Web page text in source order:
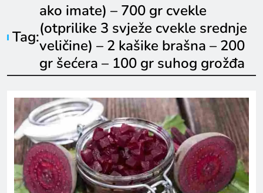
Tag:
ako imate) – 700 gr cvekle
(otprilike 3 svježe cvekle srednje
veličine) – 2 kašike brašna – 200
gr šećera – 100 gr suhog grožđa